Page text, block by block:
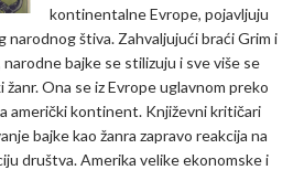
kontinentalne Evrope, pojavljuju
narodnog štiva. Zahvaljujući braći Grim i
bajke se stilizuju i sve više se
žanr. Ona se iz Evrope uglavnom preko
američki kontinent. Književni kritičari
bajke kao žanra zapravo reakcija na
društva. Amerika velike ekonomske i